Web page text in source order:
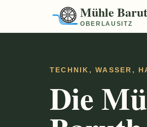
Mühle
OBERLAUSITZ
TECHNIK, WASSER,
Die